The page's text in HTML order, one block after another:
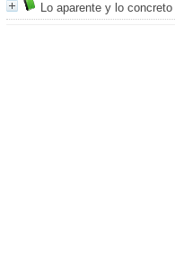
Lo aparente y lo